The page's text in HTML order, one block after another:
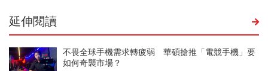
延伸閱讀
不畏全球手機需求轉疲弱 華碩搶推「電競手機」要
如何奇襲市場？